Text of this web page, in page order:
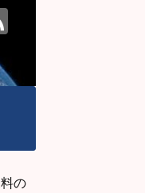
の